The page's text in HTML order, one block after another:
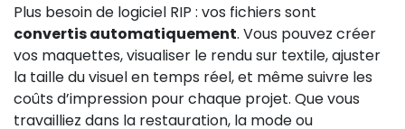
Plus besoin de logiciel RIP : vos fichiers sont
convertis automatiquement. Vous pouvez créer
vos maquettes, visualiser le rendu sur textile, ajuster
la taille du visuel en temps réel, et même suivre les
coûts d’impression pour chaque projet. Que vous
travailliez dans la restauration, la mode ou